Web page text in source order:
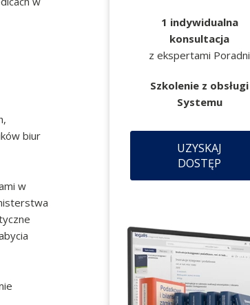
biur
w
1 indywidualna
konsultacja
z ekspertami Poradni
Szkolenie z obsługi
Systemu
UZYSKAJ
DOSTĘP